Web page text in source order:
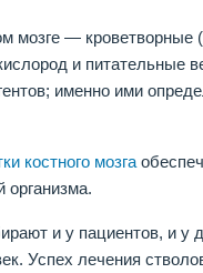
мозге — кроветворные
и питательные
именно ими
костного мозга
и у пациентов, и у
Успех лечения